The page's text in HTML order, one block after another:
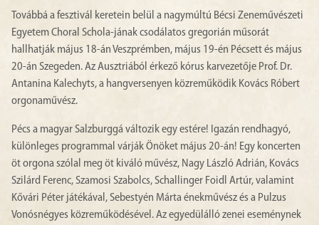
Továbbá a fesztivál keretein belül a nagymúltú Bécsi Zeneművészeti
Egyetem Choral Schola-jának csodálatos gregorián műsorát
hallhatják május 18-án Veszprémben, május 19-én Pécsett és május
20-án Szegeden. Az Ausztriából érkező kórus karvezetője Prof. Dr.
Antanina Kalechyts, a hangversenyen közreműködik Kovács Róbert
orgonaművész.
Pécs a magyar Salzburggá változik egy estére! Igazán rendhagyó,
különleges programmal várják Önöket május 20-án! Egy koncerten
öt orgona szólal meg öt kiváló művész, Nagy László Adrián, Kovács
Szilárd Ferenc, Szamosi Szabolcs, Schallinger Foidl Artúr, valamint
Kővári Péter játékával, Sebestyén Márta énekművész és a Pulzus
Vonósnégyes közreműködésével. Az egyedülálló zenei eseménynek